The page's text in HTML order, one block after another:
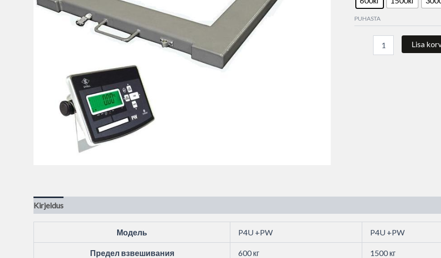
PUHASTA
Lisa
Kirjeldus
Модель P4U +PW P4U +PW
Предел взвешивания 600 кг 1500 кг